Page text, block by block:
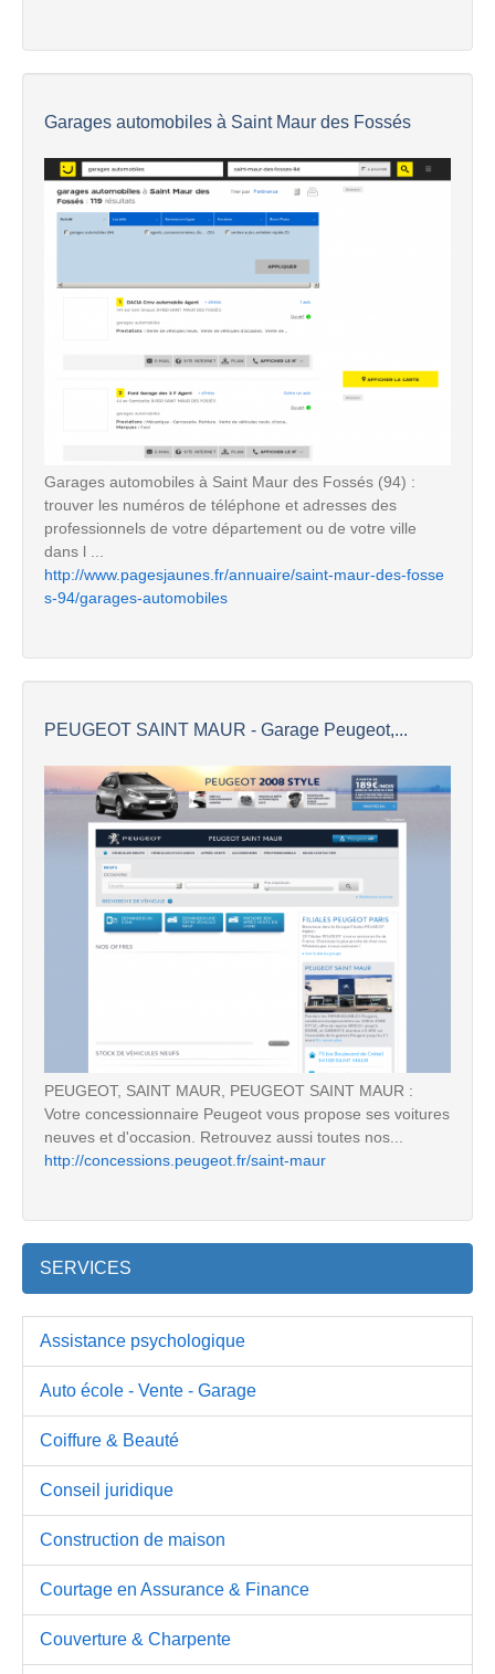
Garages automobiles à Saint Maur des Fossés
Garages automobiles à Saint Maur des Fossés (94) :
trouver les numéros de téléphone et adresses des
professionnels de votre département ou de votre ville
dans l ...
http://www.pagesjaunes.fr/annuaire/saint-maur-des-fosse
s-94/garages-automobiles
PEUGEOT SAINT MAUR - Garage Peugeot,...
PEUGEOT, SAINT MAUR, PEUGEOT SAINT MAUR :
Votre concessionnaire Peugeot vous propose ses voitures
neuves et d'occasion. Retrouvez aussi toutes nos...
http://concessions.peugeot.fr/saint-maur
SERVICES
Assistance psychologique
Auto école - Vente - Garage
Coiffure & Beauté
Conseil juridique
Construction de maison
Courtage en Assurance & Finance
Couverture & Charpente